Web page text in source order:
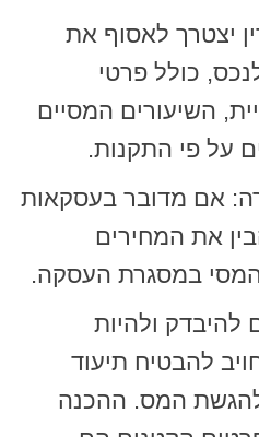
יצטרך לאסוף את
כולל פרטי
השיעורים המסיים
על פי התקנות.
אם מדובר בעסקאות
את המחירים
במסגרת העסקה.
להיבדק ולהיות
להבטיח תיעוד
המס. ההכנה